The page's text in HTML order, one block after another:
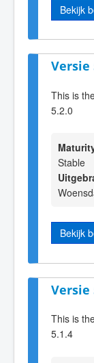
Bekijk
Versie
This is
5.2.0
Stable
Bekijk
Versie
This is
5.1.4